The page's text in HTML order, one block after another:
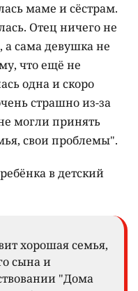
маме и сёстрам.
Отец ничего не
а сама девушка не
что ещё не
одна и скоро
страшно из-за
могли принять
свои проблемы".
в детский
хорошая семья,
сына и
"Дома